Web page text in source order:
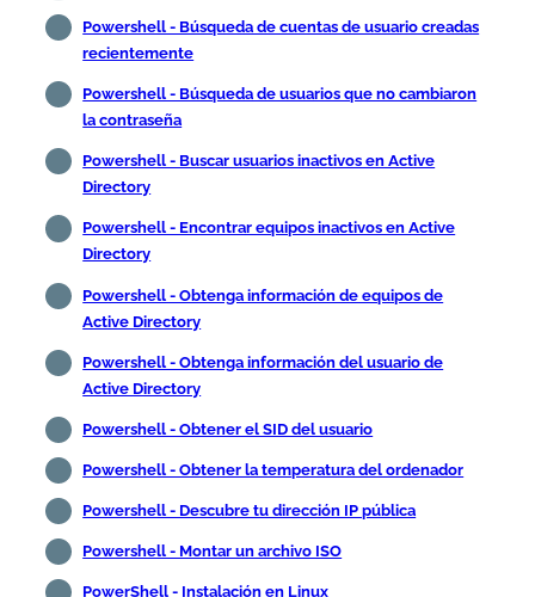
Powershell - Búsqueda de cuentas de usuario creadas
recientemente
Powershell - Búsqueda de usuarios que no cambiaron
la contraseña
Powershell - Buscar usuarios inactivos en Active
Directory
Powershell - Encontrar equipos inactivos en Active
Directory
Powershell - Obtenga información de equipos de
Active Directory
Powershell - Obtenga información del usuario de
Active Directory
Powershell - Obtener el SID del usuario
Powershell - Obtener la temperatura del ordenador
Powershell - Descubre tu dirección IP pública
Powershell - Montar un archivo ISO
PowerShell - Instalación en Linux